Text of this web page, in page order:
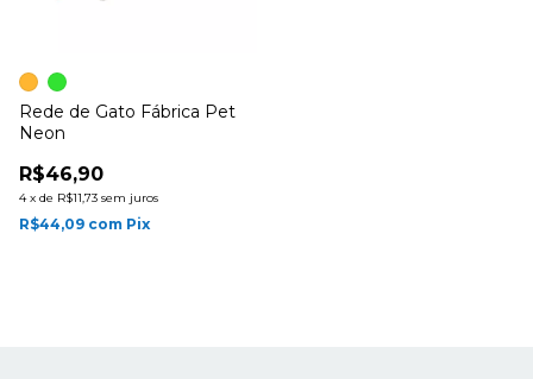
Rede de Gato Fábrica Pet
Neon
R$46,90
4 x de R$11,73 sem juros
R$44,09 com Pix